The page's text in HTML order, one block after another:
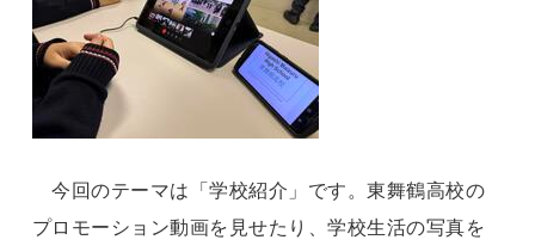
今回のテーマは「学校紹介」です。東舞鶴高校の
プロモーション動画を見せたり、学校生活の写真を